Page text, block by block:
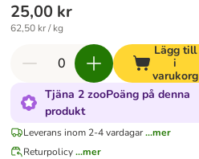
25,00 kr
62,50 kr / kg
Lägg till
i
varukorg
Tjäna 2 zooPoäng på denna
produkt
Leverans inom 2-4 vardagar ...mer
Returpolicy ...mer